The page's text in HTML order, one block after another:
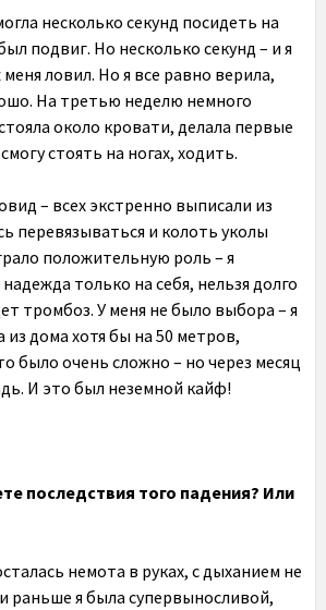
несколько секунд посидеть на
подвиг. Но несколько секунд – и я
ловил. Но я все равно верила,
На третью неделю немного
около кровати, делала первые
стоять на ногах, ходить.
– всех экстренно выписали из
перевязываться и колоть уколы
положительную роль – я
только на себя, нельзя долго
тромбоз. У меня не было выбора – я
из дома хотя бы на 50 метров,
было очень сложно – но через месяц
И это был неземной кайф!
последствия того падения? Или
немота в руках, с дыханием не
раньше я была супервыносливой,